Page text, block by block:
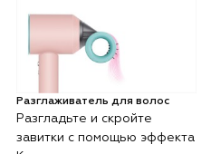
Разглаживатель для волос
Разгладьте и скройте
завитки с помощью эффекта